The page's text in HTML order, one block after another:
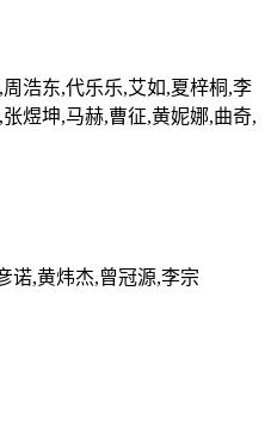
浩东,代乐乐,艾如,夏梓桐,李
煜坤,马赫,曹征,黄妮娜,曲奇,
诺,黄炜杰,曾冠源,李宗